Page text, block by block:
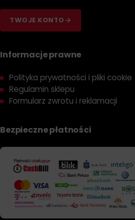
TWOJE KONTO
Informacje prawne
Polityka prywatności i pliki cookie
Regulamin sklepu
Formularz zwrotu i reklamacji
Bezpieczne płatności